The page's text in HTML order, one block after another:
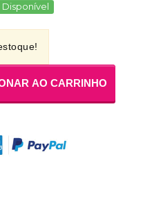
Disponível
AO CARRINHO